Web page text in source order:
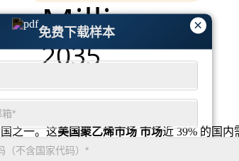
×
免费下载样本
之一。这美国聚乙烯市场 市场近 39% 的国内